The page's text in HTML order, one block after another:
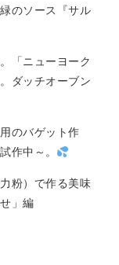
のソース『サル
「ニューヨーク
ダッチオーブン
のバゲット作
作中～。
粉）で作る美味
」編